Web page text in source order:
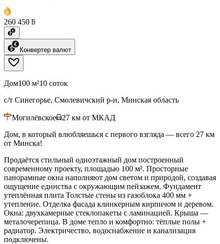
260 450 ƃ
Конвертер валют
Дом100 м²10 соток
с/т Синегорье, Смолевичский р-н, Минская область
Могилёвское 27 км от МКАД
Дом, в который влюбляешься с первого взгляда — всего 27 км
от Минска!
Продаётся стильный одноэтажный дом построенный
современному проекту, площадью 100 м². Просторные
панорамные окна наполняют дом светом и природой, создавая
ощущение единства с окружающим пейзажем. Фундамент
утеплённая плита Толстые стены из газоблока 400 мм +
утепление. Отделка фасада клинкерным кирпичом и деревом.
Окна: двухкамерные стеклопакеты с ламинацией. Крыша —
металочерепица. В доме тепло и комфортно: тёплые полы +
радиатор. Электричество, водоснабжение и канализация
подключены.